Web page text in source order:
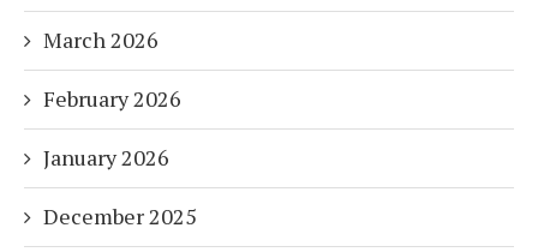
March 2026
February 2026
January 2026
December 2025